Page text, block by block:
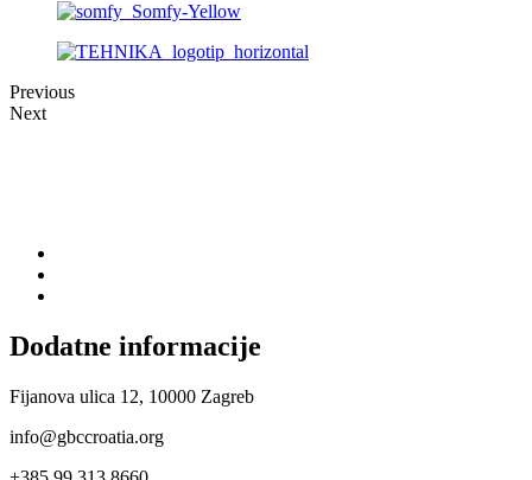
Previous
Next
Dodatne informacije
Fijanova ulica 12, 10000 Zagreb
info@gbccroatia.org